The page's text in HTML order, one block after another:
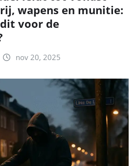
wapens en munitie:
voor de
nov 20, 2025